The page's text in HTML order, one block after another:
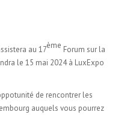
au 17ème Forum sur la
le 15 mai 2024 à LuxExpo
de rencontrer les
auquels vous pourrez